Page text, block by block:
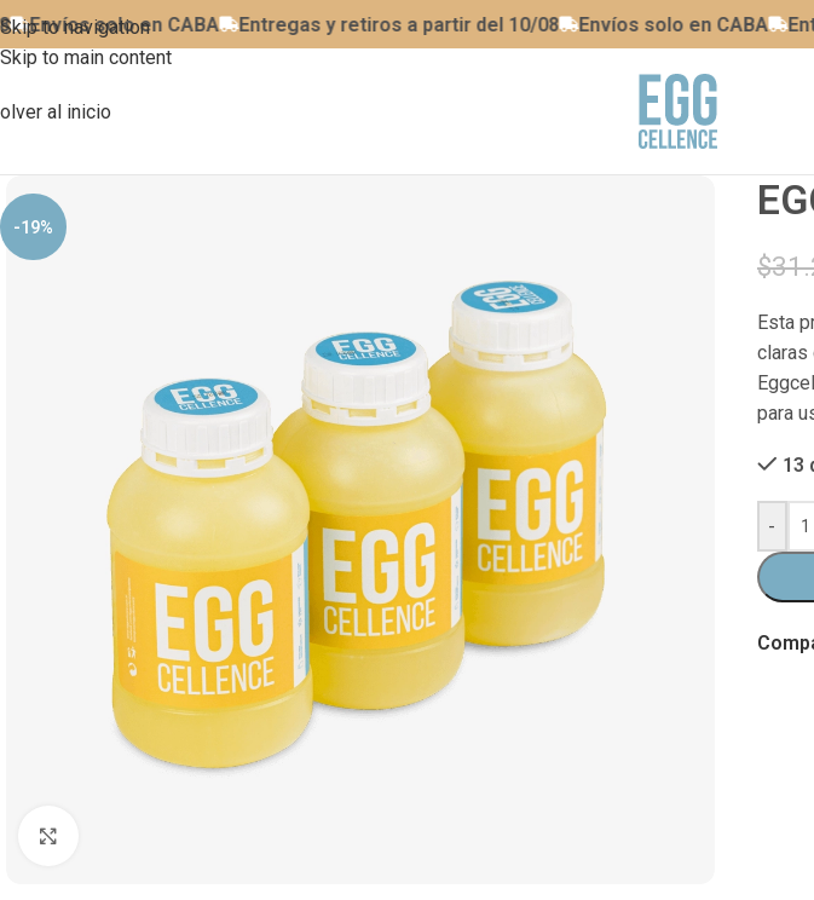
Skip to navigation
Skip to main content
solo en CABA Entregas y retiros a partir del 10/08 Envíos solo en CABA
al inicio
-19%
$
Esta
claras
para
13
-